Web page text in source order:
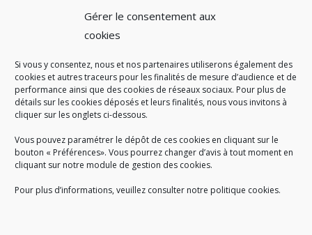
Gérer le consentement aux
cookies
Si vous y consentez, nous et nos partenaires utiliserons également des
cookies et autres traceurs pour les finalités de mesure d’audience et de
performance ainsi que des cookies de réseaux sociaux. Pour plus de
détails sur les cookies déposés et leurs finalités, nous vous invitons à
cliquer sur les onglets ci-dessous.
Vous pouvez paramétrer le dépôt de ces cookies en cliquant sur le
bouton « Préférences». Vous pourrez changer d’avis à tout moment en
cliquant sur notre module de gestion des cookies.
Pour plus d’informations, veuillez consulter notre politique cookies.
A SAVOIR
Créé en 1978, le Sigidurs est un établissement public quiexerce
des missions de service public : la prévention, la collecte et la
valorisation des déchets ménagers et assimilés produits par son
territoire.
Accueil du public :